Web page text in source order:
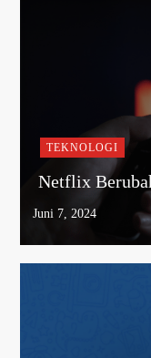
TEKNOLOGI
Netflix